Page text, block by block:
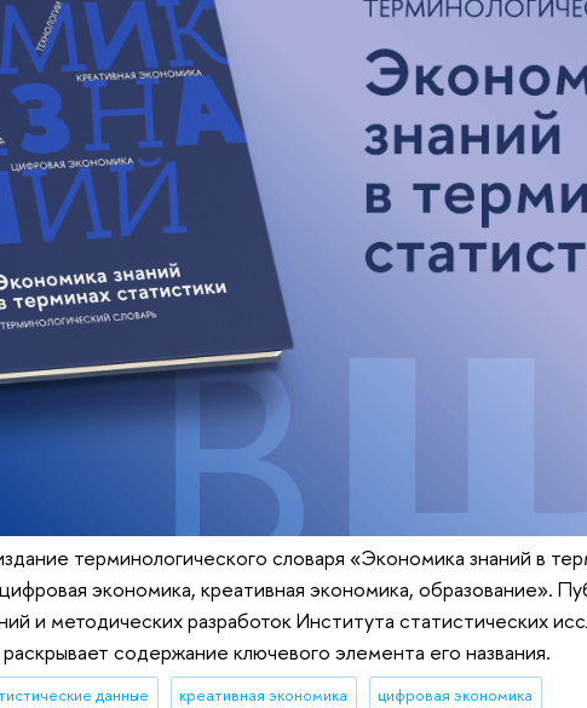
терминологического словаря «Экономика знаний в
экономика, креативная экономика, образование».
и методических разработок Института статистических
содержание ключевого элемента его названия.
данные креативная экономика цифровая экономика